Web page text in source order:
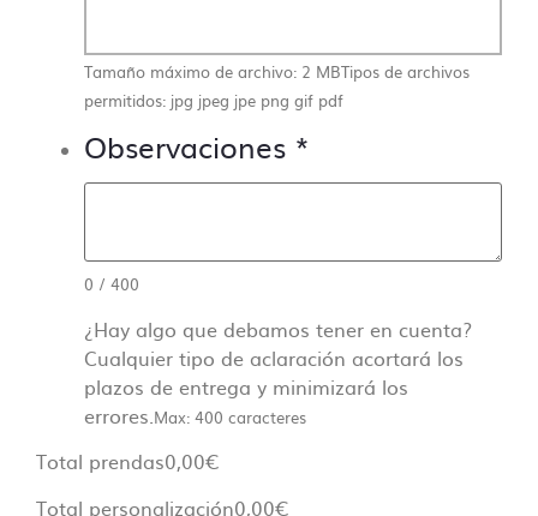
Tamaño máximo de archivo: 2 MBTipos de archivos
permitidos: jpg jpeg jpe png gif pdf
Observaciones *
0 / 400
¿Hay algo que debamos tener en cuenta?
Cualquier tipo de aclaración acortará los
plazos de entrega y minimizará los
errores.Max: 400 caracteres
Total prendas0,00€
Total personalización0,00€